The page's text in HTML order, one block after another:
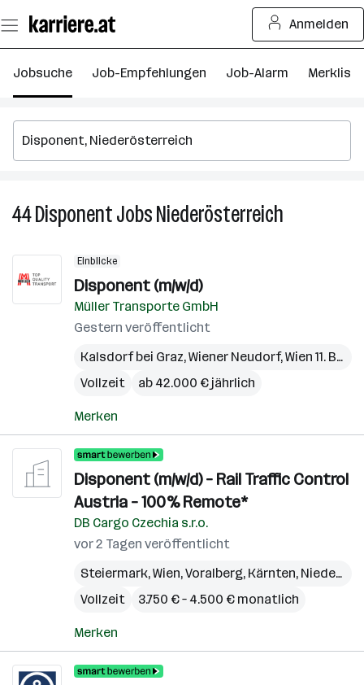
Seiteninhalt
springen
Anmelden
Jobsuche Job-Empfehlungen Job-Alarm Merkliste
44DisponentJobsNiederösterreich
Einblicke
Disponent (m/w/d)
Müller Transporte GmbH
Gestern veröffentlicht
Kalsdorf bei Graz,Wiener Neudorf,Wien 11. Bezirk (Simmering)
Vollzeit
ab 42.000 € jährlich
Merken
Disponent (m/w/d) – Rail Traffic Control
Austria – 100% Remote*
DB Cargo Czechia s.r.o.
vor 2 Tagen veröffentlicht
Steiermark,Wien,Voralberg, Kärnten, Niederösterreich
Vollzeit
3.750 € – 4.500 € monatlich
Merken